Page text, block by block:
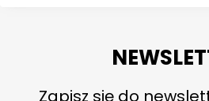
Zapisz się do